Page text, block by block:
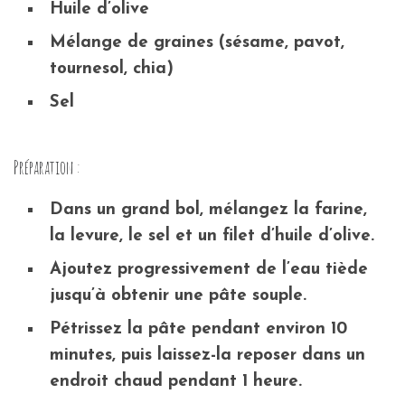
Huile d’olive
Mélange de graines (sésame, pavot,
tournesol, chia)
Sel
Préparation :
Dans un grand bol, mélangez la farine,
la levure, le sel et un filet d’huile d’olive.
Ajoutez progressivement de l’eau tiède
jusqu’à obtenir une pâte souple.
Pétrissez la pâte pendant environ 10
minutes, puis laissez-la reposer dans un
endroit chaud pendant 1 heure.